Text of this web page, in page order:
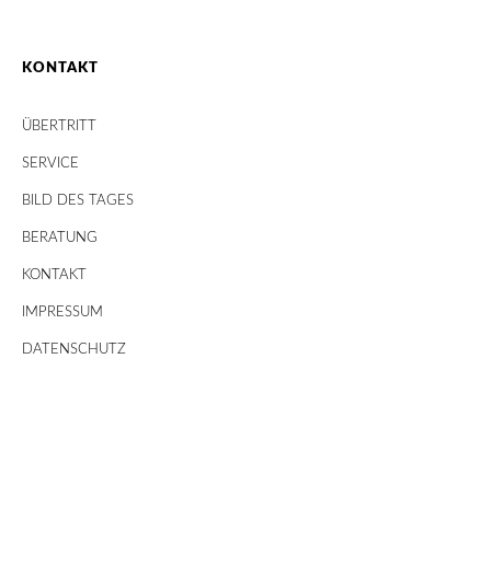
KONTAKT
ÜBERTRITT
SERVICE
BILD DES TAGES
BERATUNG
KONTAKT
IMPRESSUM
DATENSCHUTZ